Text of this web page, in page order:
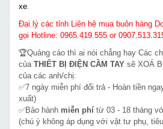
xe
Đại lý các tỉnh Liên hệ mua buôn hàng
gọi Hotline: 0965.419.555 or
🏆Quảng cáo thì ai nói chẳng hay Các
của THIẾT BỊ ĐIỆN CẦM TAY sẽ XOÁ
của các anh/chị:
✅7 ngày miễn phí đổi trả - Hoàn tiền
xuất)
✅Bảo hành miễn phí từ 03 - 18 tháng
(chú ý không áp dụng với vật tư phụ, tiêu